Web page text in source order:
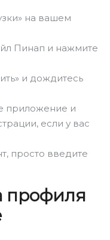
на вашем
Пинап и нажмите
и дождитесь
приложение и
если у вас
просто введите
профиля